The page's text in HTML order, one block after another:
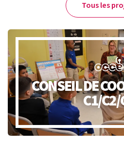
Tous les
CONSEIL DE
C1/C2/